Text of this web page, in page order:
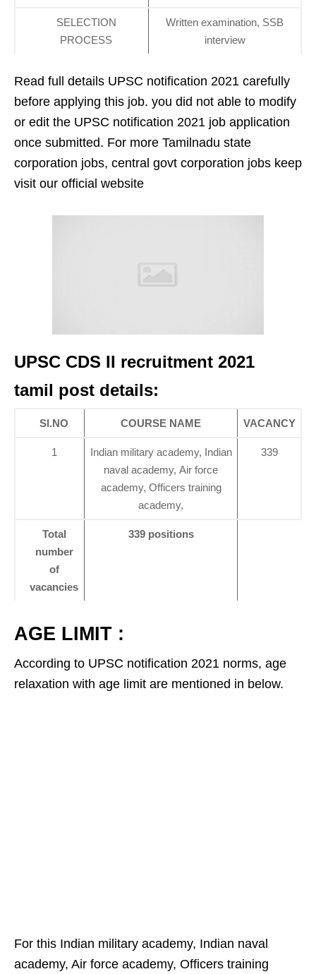
SELECTION
PROCESS
Written examination, SSB
interview
Read full details UPSC notification 2021 carefully
before applying this job. you did not able to modify
or edit the UPSC notification 2021 job application
once submitted. For more Tamilnadu state
corporation jobs, central govt corporation jobs keep
visit our official website
UPSC CDS II recruitment 2021
tamil post details:
Sl.NO COURSE NAME VACANCY
1
Indian military academy, Indian
naval academy, Air force
academy, Officers training
academy,
339
Total
number
of
vacancies
339 positions
AGE LIMIT :
According to UPSC notification 2021 norms, age
relaxation with age limit are mentioned in below.
For this Indian military academy, Indian naval
academy, Air force academy, Officers training